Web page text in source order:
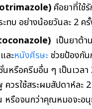
คือยาที่ใช้
ทบ อย่างน้อยวันละ 2 ค
เป็นยาต้
ละหนังศีรษะช่วยป้องกัน
นหรือครีมอื่น ๆ เป็นเว
วรใช้สระผมสัปดาห์ละ
หรือจนกว่าคุณหมอจะอ